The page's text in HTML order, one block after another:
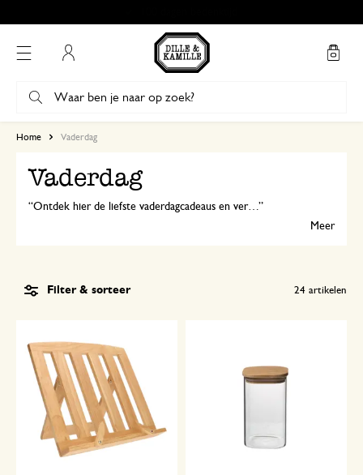
Home Vaderdag
Vaderdag
Ontdek hier de liefste vaderdagcadeaus en verwen je vader met een mooi cadeau!
Meer
Filter & sorteer 24 artikelen